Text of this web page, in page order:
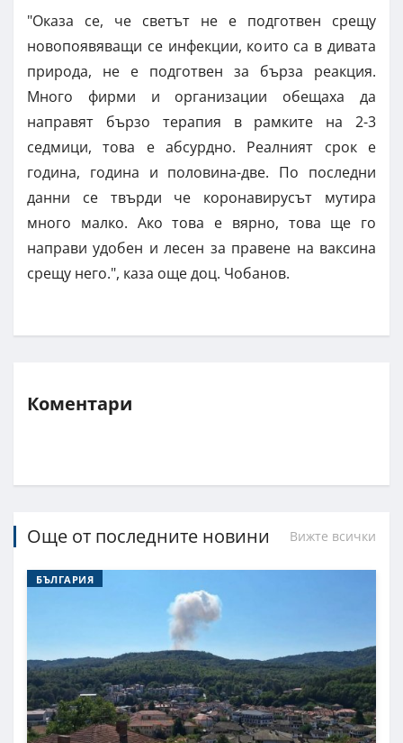
"Оказа се, че светът не е подготвен срещу
новопоявяващи се инфекции, които са в дивата
природа, не е подготвен за бърза реакция.
Много фирми и организации обещаха да
направят бързо терапия в рамките на 2-3
седмици, това е абсурдно. Реалният срок е
година, година и половина-две. По последни
данни се твърди че коронавирусът мутира
много малко. Ако това е вярно, това ще го
направи удобен и лесен за правене на ваксина
срещу него.", каза още доц. Чобанов.
Коментари
Още от последните новини Вижте всички
БЪЛГАРИЯ